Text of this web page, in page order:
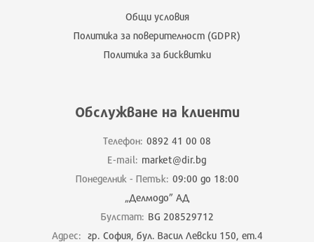
Общи условия
Политика за поверителност (GDPR)
Политика за бисквитки
Обслужване на клиенти
Телефон: 0892 41 00 08
E-mail: market@dir.bg
Понеделник - Петък: 09:00 до 18:00
„Делмодо” АД
Булстат: BG 208529712
Адрес: гр. София, бул. Васил Левски 150, ет.4